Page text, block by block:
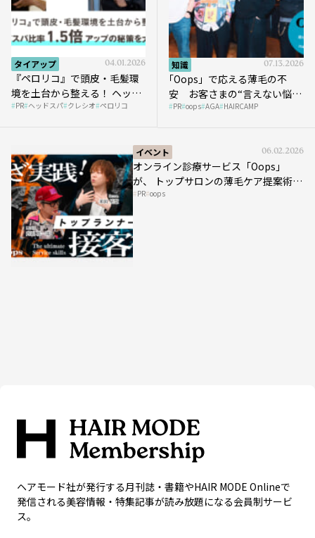
タイアップ 04.01.2026
『ペロリコ』で頭皮・毛髪環
境を土台から整える！ ヘッド
スパ比率1.5倍アップの秘策を
PR ヘッドスパ クレシオ ペロリコ
知識 07.13.2026
｢Oops」で応える薄毛の不
安 お客さまの“言えない悩
み”にどう向き合う？ ＃01
PR oops AGA HAIRCAMP
イベント 06.02.2026
オンライン診療サービス「Oops」
が、 トップサロンの薄毛ケア提案術を
HAIRCAMPで公開！
PR oops
ヘアモード社が発行する月刊誌・書籍やHAIR MODE Onlineで
発信される美容情報・特集記事が読み放題になる会員制サービ
ス。